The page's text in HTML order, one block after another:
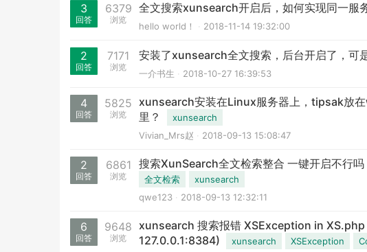
3
回答
6379
浏览
全文搜索xunsearch开启后，如何实现同一服
hello world！
2018-11-14 19:32:00
2
回答
7171
浏览
安装了xunsearch全文搜索，后台开启了，可
一介书生
2018-10-27 16:39:53
4
回答
5825
浏览
xunsearch安装在Linux服务器上，tipsak放
里？
xunsearch
Vivian_Mrs赵
2018-09-13 15:08:47
2
回答
6861
浏览
搜索XunSearch全文检索整合 一键开启不行
全文检索
xunsearch
qwe123
2018-09-13 12:32:11
6
回答
9648
浏览
xunsearch 搜索报错 XSException in
127.0.0.1:8384)
xunsearch XSException